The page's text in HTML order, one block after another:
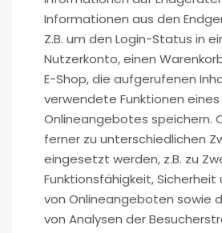
Informationen aus den
Z.B. um den Login-Status in
Nutzerkonto, einen
E-Shop, die aufgerufenen
verwendete Funktionen eines
Onlineangebotes speichern.
ferner zu unterschiedlichen
eingesetzt werden, z.B. zu
Funktionsfähigkeit,
von Onlineangeboten sowie
von Analysen der